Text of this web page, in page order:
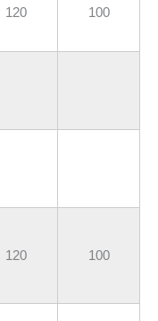
120 100
120 100